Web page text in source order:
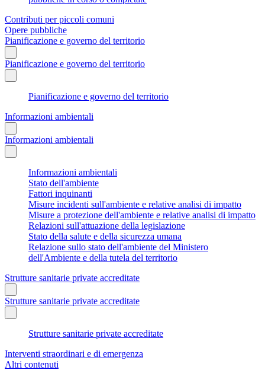
Contributi per piccoli comuni
Opere pubbliche
Pianificazione e governo del territorio
Pianificazione e governo del territorio
Pianificazione e governo del territorio
Informazioni ambientali
Informazioni ambientali
Informazioni ambientali
Stato dell'ambiente
Fattori inquinanti
Misure incidenti sull'ambiente e relative analisi di impatto
Misure a protezione dell'ambiente e relative analisi di impatto
Relazioni sull'attuazione della legislazione
Stato della salute e della sicurezza umana
Relazione sullo stato dell'ambiente del Ministero
dell'Ambiente e della tutela del territorio
Strutture sanitarie private accreditate
Strutture sanitarie private accreditate
Strutture sanitarie private accreditate
Interventi straordinari e di emergenza
Altri contenuti